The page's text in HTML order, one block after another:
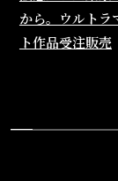
から。ウルトラ
ト作品受注販売